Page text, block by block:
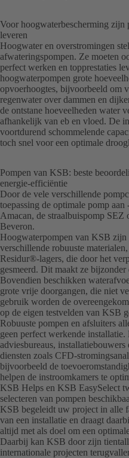
Voor hoogwaterbescherming zijn
leveren
Hoogwater en overstromingen
afwateringspompen. Ze moeten
perfect werken en topprestaties
hoogwaterpompen grote
opvoerhoogtes, bijvoorbeeld om
regenwater over dammen en
de ontstane hoeveelheden water
afhankelijk van eb en vloed. De
voortdurend schommelende
toch snel voor een optimale
Pompen van KSB: beste
energie-efficiëntie
Door de vele verschillende
toepassing de optimale pomp
Amacan, de straalbuispomp
Beveron.
Hoogwaterpompen van KSB zijn
verschillende robuuste
Residur®-lagers, die door het
gesmeerd. Dit maakt ze
Bovendien beschikken
grote vrije doorgangen, die niet
gebruik worden de
op de eigen testvelden van KSB
Robuuste pompen en afsluiters
geen perfect werkende
adviesbureaus,
diensten zoals CFD-
bijvoorbeeld de
helpen de instroomkamers te
KSB Helps en KSB EasySelect
selecteren van pompen
KSB begeleidt uw project in alle
van een installatie en draagt
altijd met als doel om een
Daarbij kan KSB door zijn
internationale projecten